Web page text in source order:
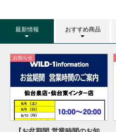
最新情報 おすすめ商品
お知らせ